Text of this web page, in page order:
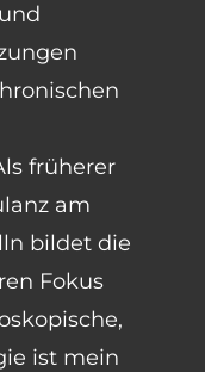
früherer
am
bildet die
Fokus
ist mein